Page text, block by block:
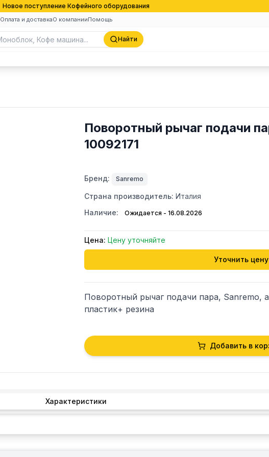
Новое поступление Кофейного оборудования
Оплата и доставкаО компанииПомощь
Найти
Поворотный рычаг подачи
10092171
Бренд: Sanremo
Страна производитель: Италия
Наличие:
Ожидается - 16.08.2026
Цена: Цену уточняйте
Уточнить цену
Поворотный рычаг подачи пара, Sanremo,
пластик+ резина
Добавить в
Характеристики